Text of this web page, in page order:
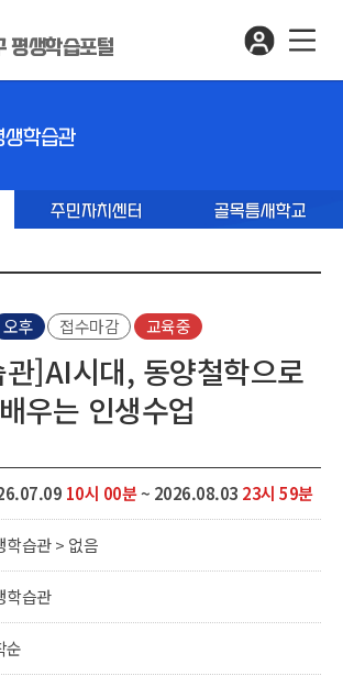
평생학습포털
생학습관
주민자치센터 골목틈새학교
오후 접수마감 교육중
]AI시대, 동양철학으로
배우는 인생수업
10시 00분~ 2026.08.03 23시 59분
학습관 > 없음
학습관
순